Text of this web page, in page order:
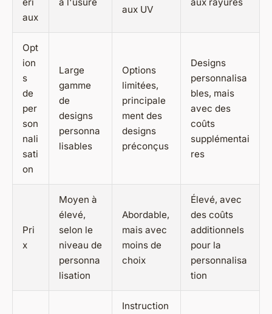
aux
aux UV
Opt
ion
s
de
per
son
nali
sati
on
Large
gamme
de
designs
personna
lisables
Options
limitées,
principale
ment des
designs
préconçus
Designs
personnalisa
bles, mais
avec des
coûts
supplémentai
res
Pri
x
Moyen à
élevé,
selon le
niveau de
personna
lisation
Abordable,
mais avec
moins de
choix
Élevé, avec
des coûts
additionnels
pour la
personnalisa
tion
Instruction